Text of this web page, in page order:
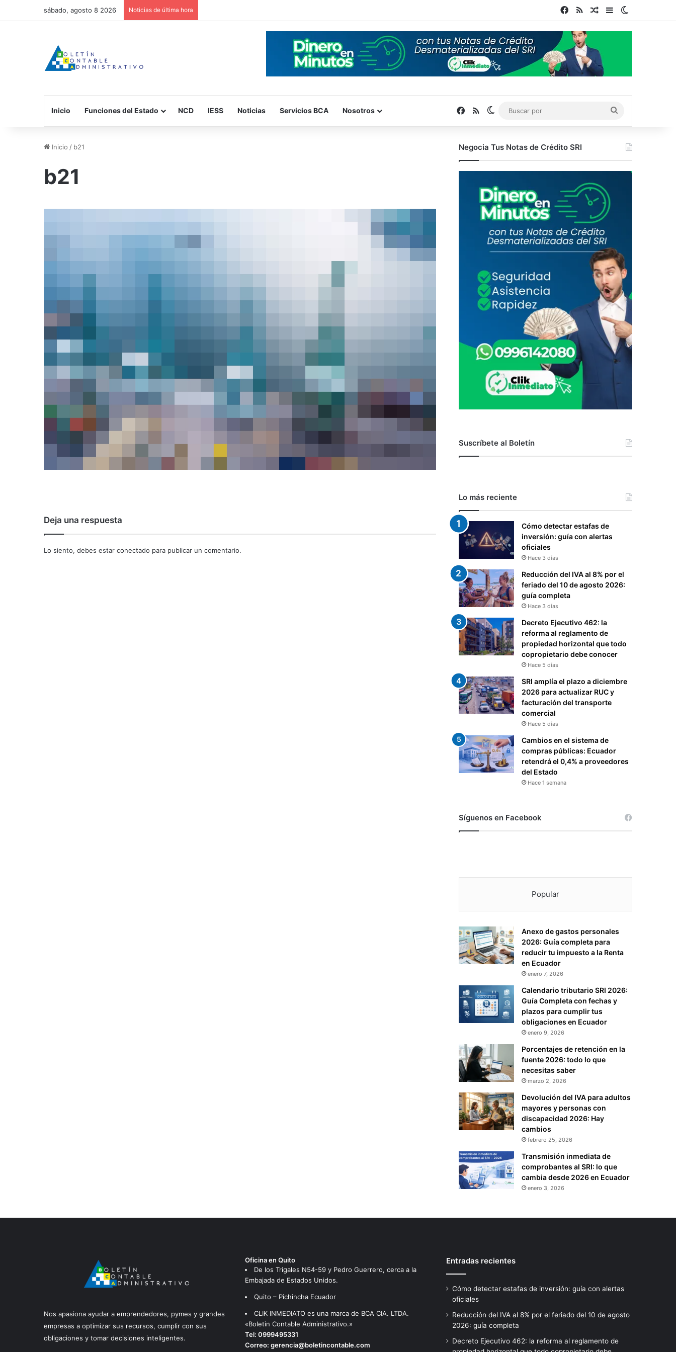
sábado, agosto 8 2026 Noticias de última hora Facebook
RSS Publicación al azar
Barra lateral
Inicio Funciones del Estado NCD IESS Noticias Servicios BCA Nosotros Facebook
RSS Switch skin
por
Inicio / b21
b21
Deja una respuesta
Lo siento, debes estar conectado para publicar un comentario.
Negocia Tus Notas de Crédito SRI
Suscríbete al Boletín
Lo más reciente
Cómo detectar estafas de
inversión: guía con alertas
oficiales
Hace 3 días
Reducción del IVA al 8% por el
feriado del 10 de agosto 2026:
guía completa
Hace 3 días
Decreto Ejecutivo 462: la
reforma al reglamento de
propiedad horizontal que todo
copropietario debe conocer
Hace 5 días
SRI amplía el plazo a diciembre
2026 para actualizar RUC y
facturación del transporte
comercial
Hace 5 días
Cambios en el sistema de
compras públicas: Ecuador
retendrá el 0,4% a proveedores
del Estado
Hace 1 semana
Síguenos en Facebook
Popular
Anexo de gastos personales
2026: Guía completa para
reducir tu impuesto a la Renta
en Ecuador
enero 7, 2026
Calendario tributario SRI 2026:
Guía Completa con fechas y
plazos para cumplir tus
obligaciones en Ecuador
enero 9, 2026
Porcentajes de retención en la
fuente 2026: todo lo que
necesitas saber
marzo 2, 2026
Devolución del IVA para adultos
mayores y personas con
discapacidad 2026: Hay
cambios
febrero 25, 2026
Transmisión inmediata de
comprobantes al SRI: lo que
cambia desde 2026 en Ecuador
enero 3, 2026
Nos apasiona ayudar a emprendedores, pymes y grandes
empresas a optimizar sus recursos, cumplir con sus
obligaciones y tomar decisiones inteligentes.
Oficina en Quito
De los Trigales N54-59 y Pedro Guerrero, cerca a la
Embajada de Estados Unidos.
Quito – Pichincha Ecuador
CLIK INMEDIATO es una marca de BCA CIA. LTDA.
«Boletin Contable Administrativo.»
Tel: 0999495331
Correo: gerencia@boletincontable.com
Entradas recientes
Cómo detectar estafas de inversión: guía con alertas
oficiales
Reducción del IVA al 8% por el feriado del 10 de agosto
2026: guía completa
Decreto Ejecutivo 462: la reforma al reglamento de